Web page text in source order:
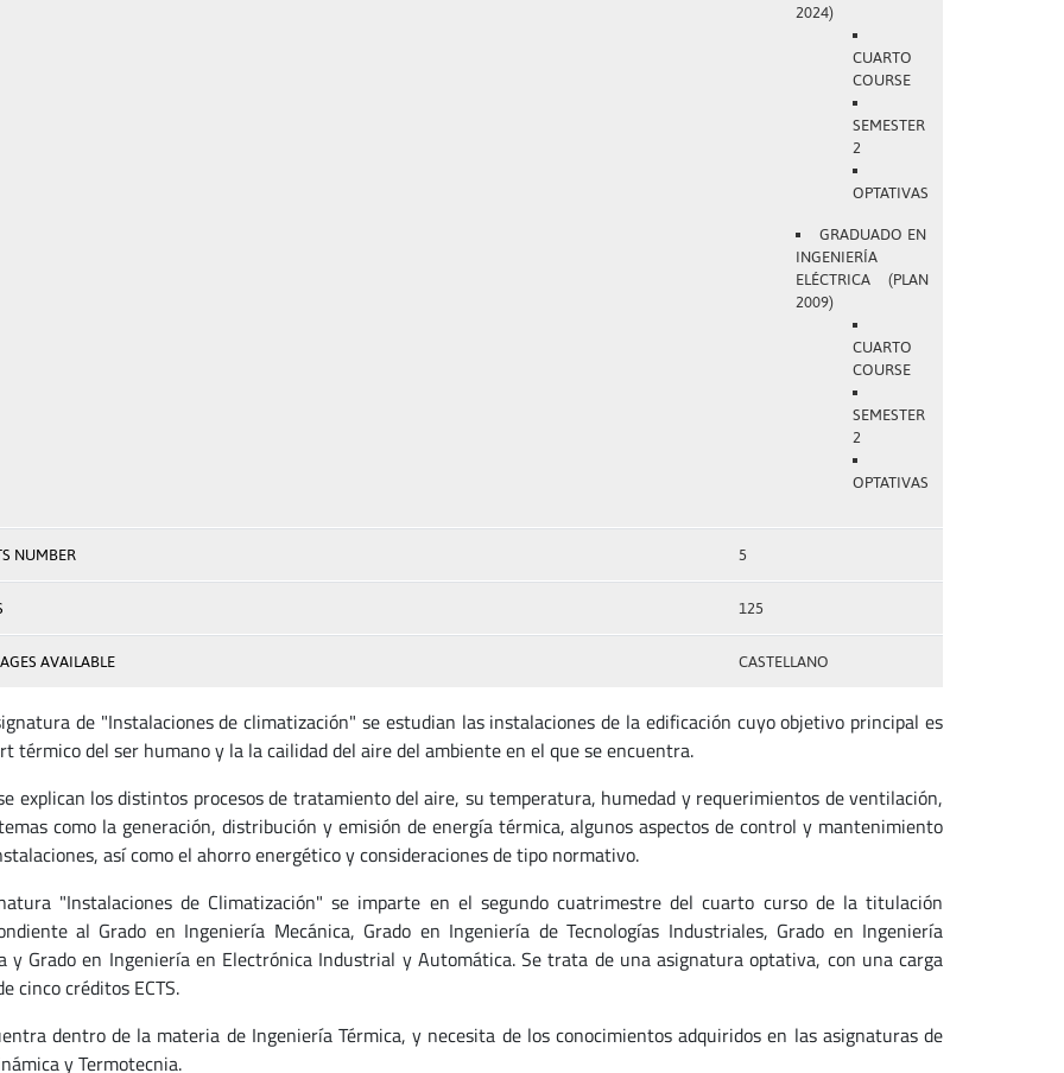
2024)
CUARTO
COURSE
SEMESTER
2
OPTATIVAS
GRADUADO EN
INGENIERÍA
ELÉCTRICA (PLAN
2009)
CUARTO
COURSE
SEMESTER
2
OPTATIVAS
NUMBER 5
125
AVAILABLE CASTELLANO
de "Instalaciones de climatización" se estudian las instalaciones de la edificación cuyo objetivo principal es
térmico del ser humano y la la cailidad del aire del ambiente en el que se encuentra.
explican los distintos procesos de tratamiento del aire, su temperatura, humedad y requerimientos de ventilación,
como la generación, distribución y emisión de energía térmica, algunos aspectos de control y mantenimiento
así como el ahorro energético y consideraciones de tipo normativo.
"Instalaciones de Climatización" se imparte en el segundo cuatrimestre del cuarto curso de la titulación
al Grado en Ingeniería Mecánica, Grado en Ingeniería de Tecnologías Industriales, Grado en Ingeniería
y Grado en Ingeniería en Electrónica Industrial y Automática. Se trata de una asignatura optativa, con una carga
cinco créditos ECTS.
dentro de la materia de Ingeniería Térmica, y necesita de los conocimientos adquiridos en las asignaturas de
y Termotecnia.